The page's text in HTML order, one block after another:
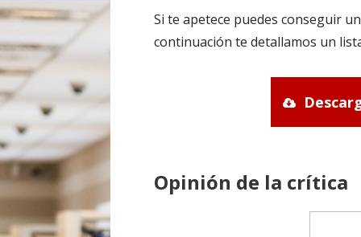
Si te apetece puedes conseguir
continuación te detallamos un
Opinión de la crítica